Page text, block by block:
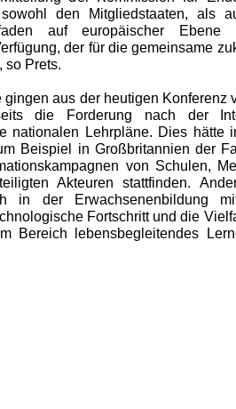
den Mitgliedstaaten, als
auf europäischer Ebene
der für die gemeinsame
so Prets.
aus der heutigen Konferenz
die Forderung nach der
nationalen Lehrpläne. Dies hätte
Beispiel in Großbritannien der
von Schulen,
Akteuren stattfinden.
in der Erwachsenenbildung
Fortschritt und die
Bereich lebensbegleitendes